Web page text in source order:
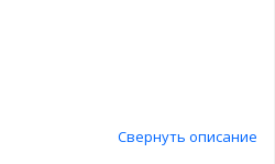
Свернуть описание